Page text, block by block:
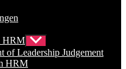
HRM Untermenü
anzeigen
of Leadership Judgement
HRM